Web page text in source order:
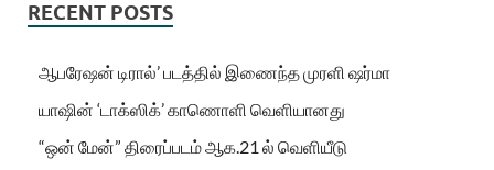
RECENT POSTS
ஆபரேஷன் டிரால்’ படத்தில் இணைந்த முரளி ஷர்மா
யாஷின் ‘டாக்ஸிக்’ காணொளி வெளியானது
“ஒன் மேன்” திரைப்படம் ஆக.21 ல் வெளியீடு